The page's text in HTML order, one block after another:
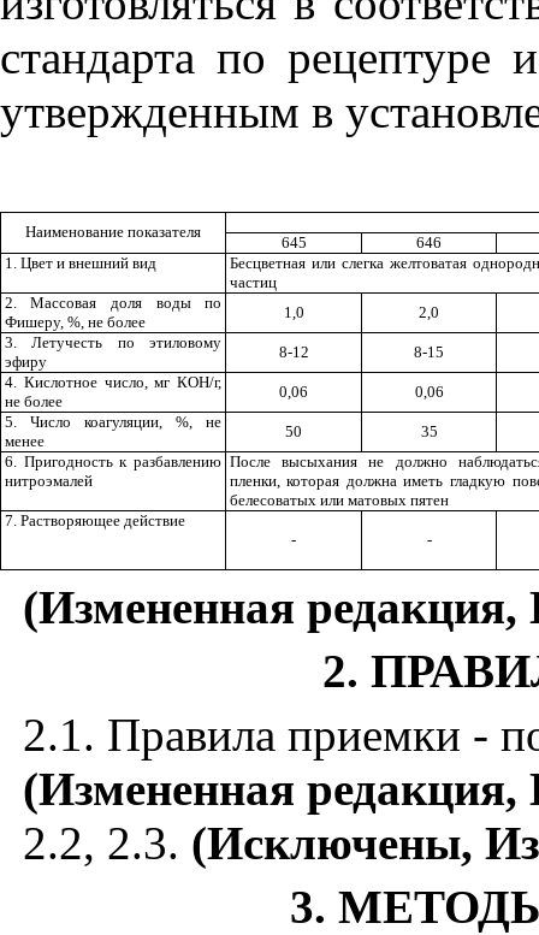
стандарта по рецептуре
утвержденным в
Наименование показателя
645
646
1. Цвет и внешний вид
Бесцветная или слегка желтоватая
частиц
2. Массовая доля воды по
Фишеру, %, не более
1,0
2,0
3. Летучесть по этиловому
эфиру
8-12
8-15
4. Кислотное число, мг КОН/г,
не более
0,06
0,06
5. Число коагуляции, %, не
менее
50
35
6. Пригодность к разбавлению
нитроэмалей
После высыхания не должно
пленки, которая должна иметь гладкую
белесоватых или матовых пятен
7. Растворяющее действие
-
-
(Измененная
2.
2.1. Правила приемки -
(Измененная
2.2, 2.3. (Исключены,
3.